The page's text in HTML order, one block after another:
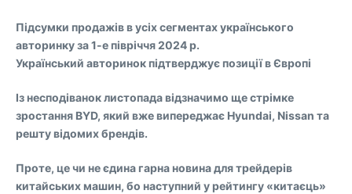
Підсумки продажів в усіх сегментах українського
авторинку за 1-е півріччя 2024 р.
Український авторинок підтверджує позиції в Європі
Із несподіванок листопада відзначимо ще стрімке
зростання BYD, який вже випереджає Hyundai, Nissan та
решту відомих брендів.
Проте, це чи не єдина гарна новина для трейдерів
китайських машин, бо наступний у рейтингу «китаєць»